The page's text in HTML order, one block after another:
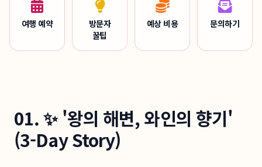
여행 예약
방문자
꿀팁
예상 비용 문의하기
01. ✨ '왕의 해변, 와인의 향기'
(3-Day Story)